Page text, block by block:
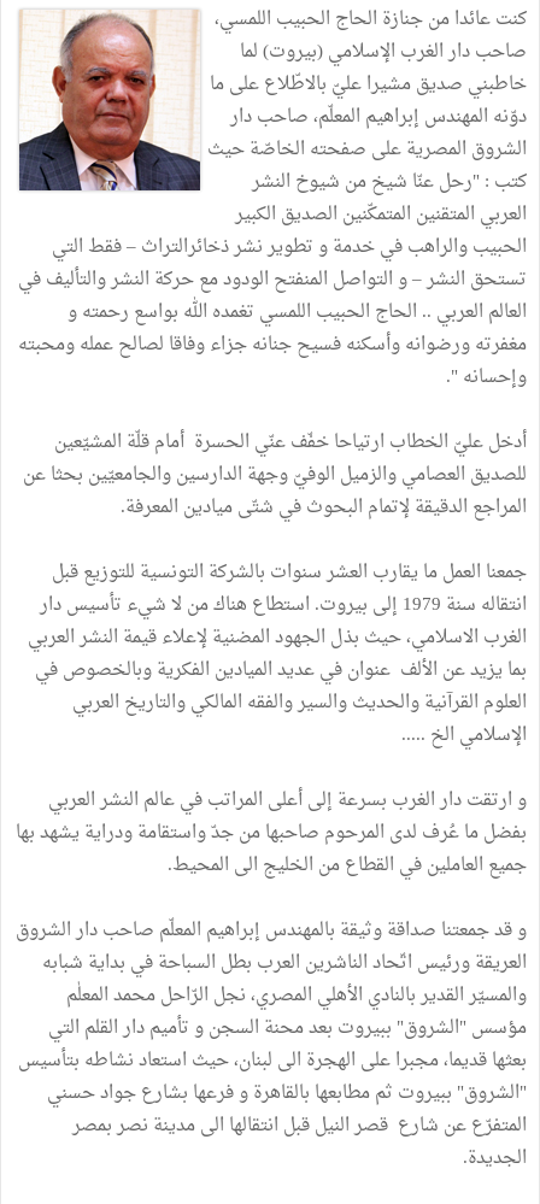
كنت عائدا من جنازة الحاج الحبيب اللمسي،
صاحب دار الغرب الإسلامي (بيروت) لما
خاطبني صديق مشيرا عليّ بالاطّلاع على ما
دوّنه المهندس إبراهيم المعلّم، صاحب دار
الشروق المصرية على صفحته الخاصّة حيث
كتب : "رحل عنّا شيخ من شيوخ النشر
العربي المتقنين المتمكّنين الصديق الكبير
الحبيب والراهب في خدمة و تطوير نشر ذخائرالتراث – فقط التي
تستحق النشر – و التواصل المنفتح الودود مع حركة النشر والتأليف في
العالم العربي .. الحاج الحبيب اللمسي تغمده الله بواسع رحمته و
مغفرته ورضوانه وأسكنه فسيح جنانه جزاء وفاقا لصالح عمله ومحبته
وإحسانه ".
أدخل عليّ الخطاب ارتياحا خفّف عنّي الحسرة أمام قلّة المشيّعين
للصديق العصامي والزميل الوفيّ وجهة الدارسين والجامعيّين بحثا عن
المراجع الدقيقة لإتمام البحوث في شتّى ميادين المعرفة.
جمعنا العمل ما يقارب العشر سنوات بالشركة التونسية للتوزيع قبل
انتقاله سنة 1979 إلى بيروت. استطاع هناك من لا شيء تأسيس دار
الغرب الاسلامي، حيث بذل الجهود المضنية لإعلاء قيمة النشر العربي
بما يزيد عن الألف عنوان في عديد الميادين الفكرية وبالخصوص في
العلوم القرآنية والحديث والسير والفقه المالكي والتاريخ العربي
الإسلامي الخ .....
و ارتقت دار الغرب بسرعة إلى أعلى المراتب في عالم النشر العربي
بفضل ما عُرف لدى المرحوم صاحبها من جدّ واستقامة ودراية يشهد بها
جميع العاملين في القطاع من الخليج الى المحيط.
و قد جمعتنا صداقة وثيقة بالمهندس إبراهيم المعلّم صاحب دار الشروق
العريقة ورئيس اتّحاد الناشرين العرب بطل السباحة في بداية شبابه
والمسيّر القدير بالنادي الأهلي المصري، نجل الرّاحل محمد المعلٰم
مؤسس "الشروق" ببيروت بعد محنة السجن و تأميم دار القلم التي
بعثها قديما، مجبرا على الهجرة الى لبنان، حيث استعاد نشاطه بتأسيس
"الشروق" ببيروت ثم مطابعها بالقاهرة و فرعها بشارع جواد حسني
المتفرّع عن شارع قصر النيل قبل انتقالها الى مدينة نصر بمصر
الجديدة.